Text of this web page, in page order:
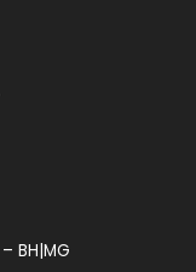
BH|MG